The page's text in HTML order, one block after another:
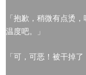
「抱歉，稍微有点烫
温度吧。」
「可，可恶！被干掉